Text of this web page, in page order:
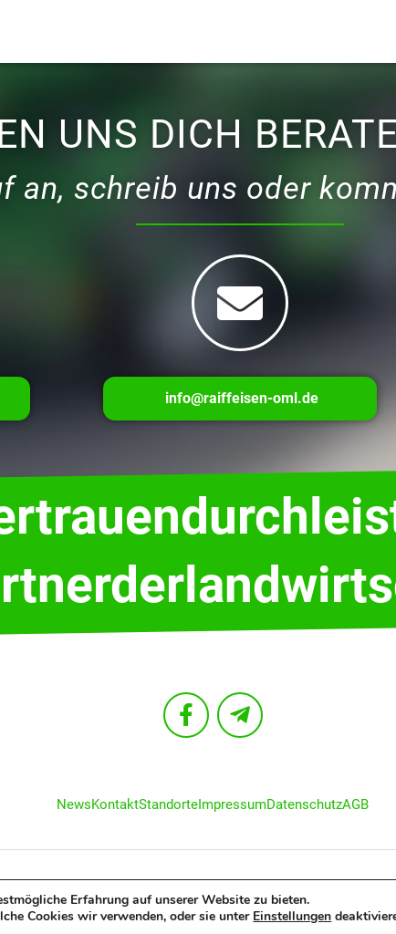
UNS DICH
an, schreib uns oder
info@raiffeisen-oml.de
NewsKontaktStandorteImpressumDatenschutzAGB
© 2022 RAIFFEISEN
Erfahrung auf unserer Website zu bieten.
Cookies wir verwenden, oder sie unter Einstellungen